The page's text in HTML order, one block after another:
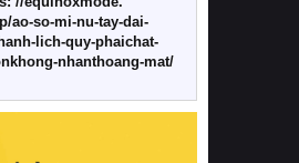
qua quy trình sản xuất
từ khâu chọn lọc nguyên
đến công nghệ dệt
đại không chứa hóa chất
cảm nhận rõ rệt sự khác
ao-so-mi-nu-tay-dai-
lich-quy-phaichat-
nhanthoang-mat/